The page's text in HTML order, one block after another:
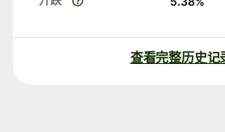
查看完整历史记